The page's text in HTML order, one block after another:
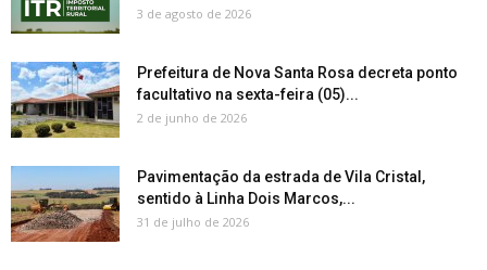
3 de agosto de 2026
Prefeitura de Nova Santa Rosa decreta ponto
facultativo na sexta-feira (05)...
2 de junho de 2026
Pavimentação da estrada de Vila Cristal,
sentido à Linha Dois Marcos,...
31 de julho de 2026